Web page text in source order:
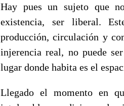
Hay pues un sujeto que
existencia, ser liberal.
producción, circulación y
injerencia real, no puede
lugar donde habita es el
Llegado el momento en